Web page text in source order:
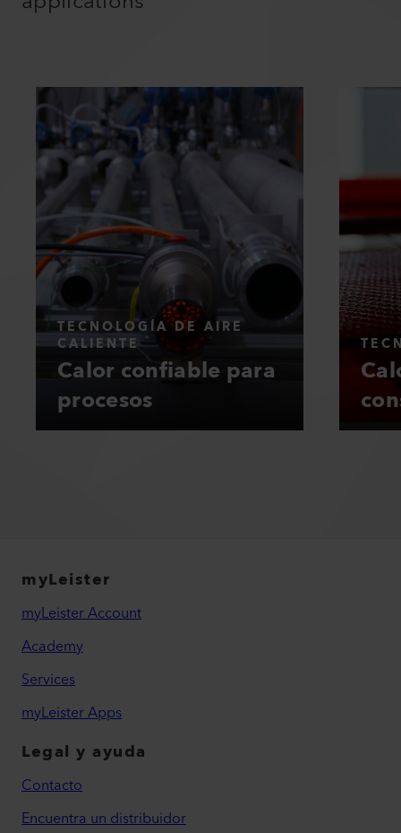
TECNOLOGÍA DE AIRE
CALIENTE
Calor confiable para
procesos
myLeister
myLeister Account
Academy
Services
myLeister Apps
Legal y ayuda
Contacto
Encuentra un distribuidor